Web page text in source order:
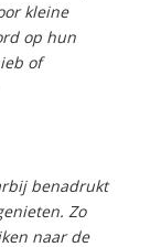
kleine
op hun
of
benadrukt
Zo
naar de